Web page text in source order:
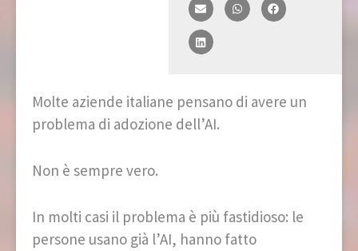
Molte aziende italiane pensano di avere un
problema di adozione dell’AI.
Non è sempre vero.
In molti casi il problema è più fastidioso: le
persone usano già l’AI, hanno fatto